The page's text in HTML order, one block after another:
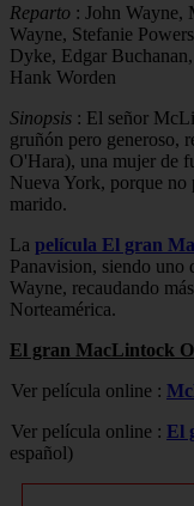
Reparto : John Wayne,
Wayne, Stefanie
Dyke, Edgar
Hank Worden
Sinopsis : El señor
gruñón pero generoso,
O'Hara), una mujer de
Nueva York, porque no
marido.
La película El gran
Panavision, siendo uno
Wayne, recaudando
Norteamérica.
El gran MacLintock
Ver película online :
Ver película online : El
español)